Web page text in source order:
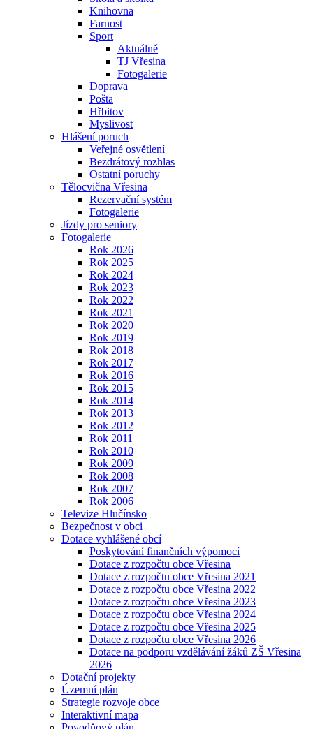
Knihovna
Farnost
Sport
Aktuálně
TJ Vřesina
Fotogalerie
Doprava
Pošta
Hřbitov
Myslivost
Hlášení poruch
Veřejné osvětlení
Bezdrátový rozhlas
Ostatní poruchy
Tělocvična Vřesina
Rezervační systém
Fotogalerie
Jízdy pro seniory
Fotogalerie
Rok 2026
Rok 2025
Rok 2024
Rok 2023
Rok 2022
Rok 2021
Rok 2020
Rok 2019
Rok 2018
Rok 2017
Rok 2016
Rok 2015
Rok 2014
Rok 2013
Rok 2012
Rok 2011
Rok 2010
Rok 2009
Rok 2008
Rok 2007
Rok 2006
Televize Hlučínsko
Bezpečnost v obci
Dotace vyhlášené obcí
Poskytování finančních výpomocí
Dotace z rozpočtu obce Vřesina
Dotace z rozpočtu obce Vřesina 2021
Dotace z rozpočtu obce Vřesina 2022
Dotace z rozpočtu obce Vřesina 2023
Dotace z rozpočtu obce Vřesina 2024
Dotace z rozpočtu obce Vřesina 2025
Dotace z rozpočtu obce Vřesina 2026
Dotace na podporu vzdělávání žáků ZŠ Vřesina
2026
Dotační projekty
Územní plán
Strategie rozvoje obce
Interaktivní mapa